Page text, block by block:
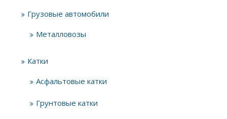
Грузовые автомобили
Металловозы
Катки
Асфальтовые катки
Грунтовые катки